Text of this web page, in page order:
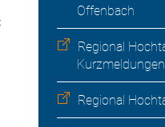
Offenbach
Regional
Regional